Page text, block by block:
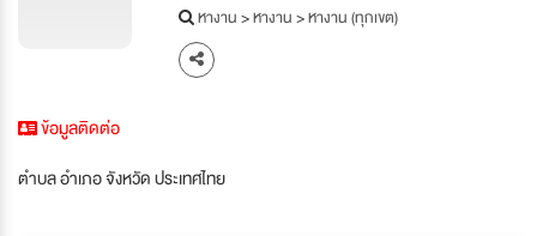
หางาน>หางาน>หางาน (ทุกเขต)
ข้อมูลติดต่อ
ตำบล อำเภอ จังหวัด ประเทศไทย